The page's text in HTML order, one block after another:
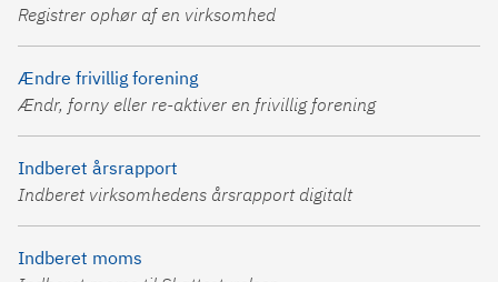
Registrer ophør af en virksomhed
Ændre frivillig forening
Ændr, forny eller re-aktiver en frivillig forening
Indberet årsrapport
Indberet virksomhedens årsrapport digitalt
Indberet moms